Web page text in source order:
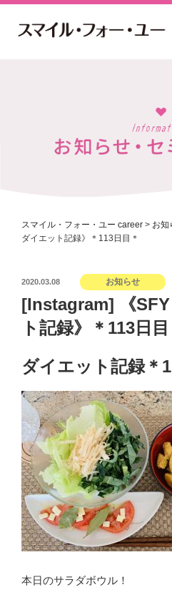
スマイル・フォー・ユー career > お知
ダイエット記録》＊113日目＊
投
2020.03.08 お知らせ
[Instagram] 《
ト記録》＊113日目
ダイエット記録＊
本日のサラダボウル！